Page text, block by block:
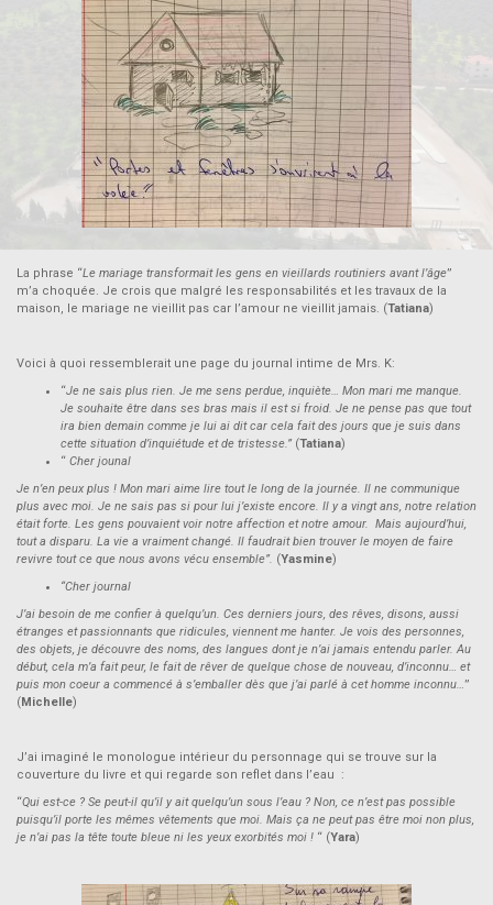
La phrase “Le mariage transformait les gens en vieillards routiniers avant l’âge”
m’a choquée. Je crois que malgré les responsabilités et les travaux de la
maison, le mariage ne vieillit pas car l’amour ne vieillit jamais. (Tatiana)
Voici à quoi ressemblerait une page du journal intime de Mrs. K:
“Je ne sais plus rien. Je me sens perdue, inquiète… Mon mari me manque.
Je souhaite être dans ses bras mais il est si froid. Je ne pense pas que tout
ira bien demain comme je lui ai dit car cela fait des jours que je suis dans
cette situation d’inquiétude et de tristesse.” (Tatiana)
“ Cher jounal
Je n’en peux plus ! Mon mari aime lire tout le long de la journée. Il ne communique
plus avec moi. Je ne sais pas si pour lui j’existe encore. Il y a vingt ans, notre relation
était forte. Les gens pouvaient voir notre affection et notre amour. Mais aujourd’hui,
tout a disparu. La vie a vraiment changé. Il faudrait bien trouver le moyen de faire
revivre tout ce que nous avons vécu ensemble”. (Yasmine)
“Cher journal
J’ai besoin de me confier à quelqu’un. Ces derniers jours, des rêves, disons, aussi
étranges et passionnants que ridicules, viennent me hanter. Je vois des personnes,
des objets, je découvre des noms, des langues dont je n’ai jamais entendu parler. Au
début, cela m’a fait peur, le fait de rêver de quelque chose de nouveau, d’inconnu… et
puis mon coeur a commencé à s’emballer dès que j’ai parlé à cet homme inconnu…”
(Michelle)
J’ai imaginé le monologue intérieur du personnage qui se trouve sur la
couverture du livre et qui regarde son reflet dans l’eau :
“Qui est-ce ? Se peut-il qu’il y ait quelqu’un sous l’eau ? Non, ce n’est pas possible
puisqu’il porte les mêmes vêtements que moi. Mais ça ne peut pas être moi non plus,
je n’ai pas la tête toute bleue ni les yeux exorbités moi ! “ (Yara)